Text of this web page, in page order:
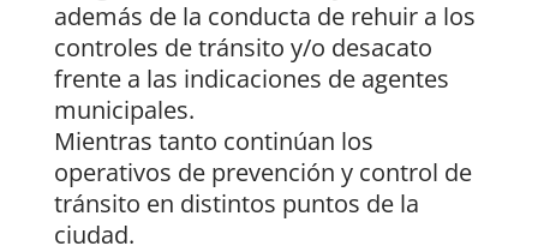
además de la conducta de rehuir a los
controles de tránsito y/o desacato
frente a las indicaciones de agentes
municipales.
Mientras tanto continúan los
operativos de prevención y control de
tránsito en distintos puntos de la
ciudad.